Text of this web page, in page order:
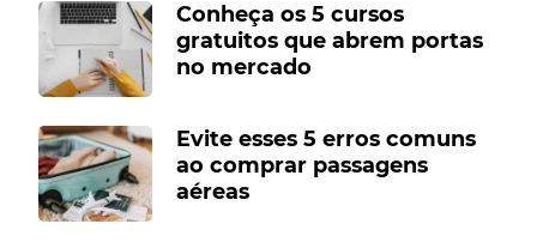
Conheça os 5 cursos
gratuitos que abrem portas
no mercado
Evite esses 5 erros comuns
ao comprar passagens
aéreas